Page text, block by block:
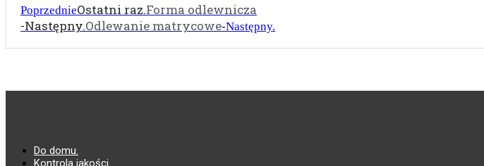
PoprzednieOstatni raz.Forma odlewnicza
-Następny.Odlewanie matrycowe-Następny.
Do domu.
Kontrola jakości